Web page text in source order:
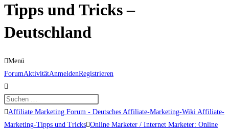
Tipps und Tricks –
Deutschland
Menü
Forum-
Navigation
ForumAktivitätAnmeldenRegistrieren
Forum-
Breadcrumbs
Affiliate Marketing Forum - Deutsches Affiliate-Marketing-Wiki Affiliate-
Marketing-Tipps und Tricks Online Marketer / Internet Marketer: Online